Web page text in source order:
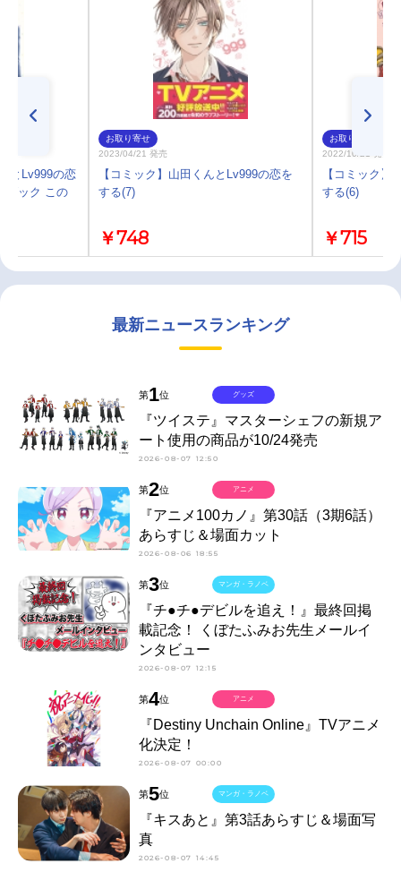
とLv999の恋
ブック この
お取り寄せ
2023/04/21 発売
【コミック】山田くんとLv999の恋を
する(7)
￥748
お取り寄せ
2022/10/21 発売
【コミック】
する(6)
￥715
最新ニュースランキング
第1位
『ツイステ』マスターシェフの新規ア
ート使用の商品が10/24発売
2026-08-07 12:50
グッズ
第2位
『アニメ100カノ』第30話（3期6話）
あらすじ＆場面カット
2026-08-06 18:55
アニメ
第3位
『チ●チ●デビルを追え！』最終回掲
載記念！ くぼたふみお先生メールイ
ンタビュー
2026-08-07 12:15
マンガ・ラノベ
第4位
『Destiny Unchain Online』TVアニメ
化決定！
2026-08-07 00:00
アニメ
第5位
『キスあと』第3話あらすじ＆場面写
真
2026-08-07 14:45
マンガ・ラノベ